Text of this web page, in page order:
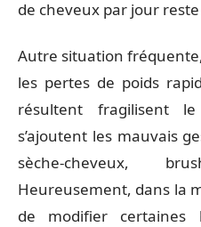
de cheveux par jour
Autre situation
les pertes de poids
résultent fragilisent
s’ajoutent les mauvais
sèche-cheveux,
Heureusement, dans la
de modifier